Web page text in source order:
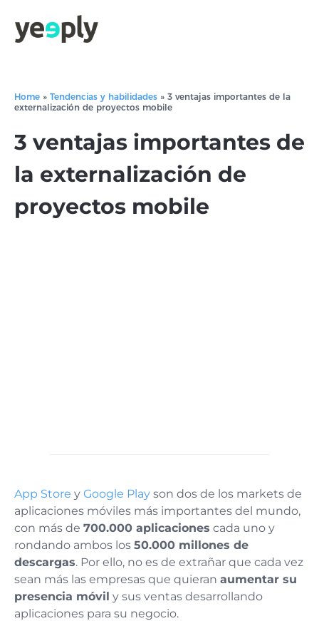
Home » Tendencias y habilidades » 3 ventajas importantes de la
externalización de proyectos mobile
3 ventajas importantes de
la externalización de
proyectos mobile
App Store y Google Play son dos de los markets de
aplicaciones móviles más importantes del mundo,
con más de 700.000 aplicaciones cada uno y
rondando ambos los 50.000 millones de
descargas. Por ello, no es de extrañar que cada vez
sean más las empresas que quieran aumentar su
presencia móvil y sus ventas desarrollando
aplicaciones para su negocio.